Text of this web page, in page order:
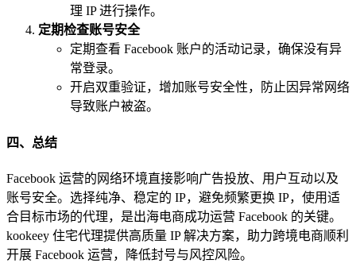
理 IP 进行操作。
定期检查账号安全
定期查看 Facebook 账户的活动记录，确保没有异
常登录。
开启双重验证，增加账号安全性，防止因异常网络
导致账户被盗。
四、总结
Facebook 运营的网络环境直接影响广告投放、用户互动以及
账号安全。选择纯净、稳定的 IP，避免频繁更换 IP，使用适
合目标市场的代理，是出海电商成功运营 Facebook 的关键。
kookeey 住宅代理提供高质量 IP 解决方案，助力跨境电商顺利
开展 Facebook 运营，降低封号与风控风险。